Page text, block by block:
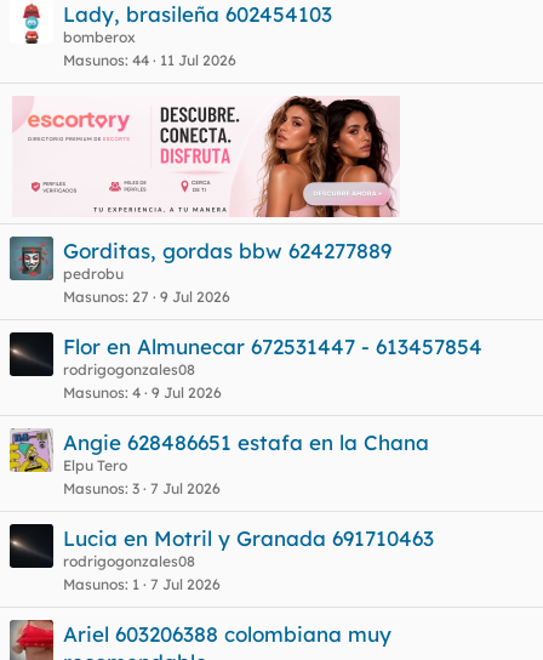
Lady, brasileña 602454103
bomberox
Masunos 44 11 Jul 2026
Gorditas, gordas bbw 624277889
pedrobu
Masunos 27 9 Jul 2026
Flor en Almunecar 672531447 - 613457854
rodrigogonzales08
Masunos 4 9 Jul 2026
Angie 628486651 estafa en la Chana
Elpu Tero
Masunos 3 7 Jul 2026
Lucia en Motril y Granada 691710463
rodrigogonzales08
Masunos 1 7 Jul 2026
Ariel 603206388 colombiana muy